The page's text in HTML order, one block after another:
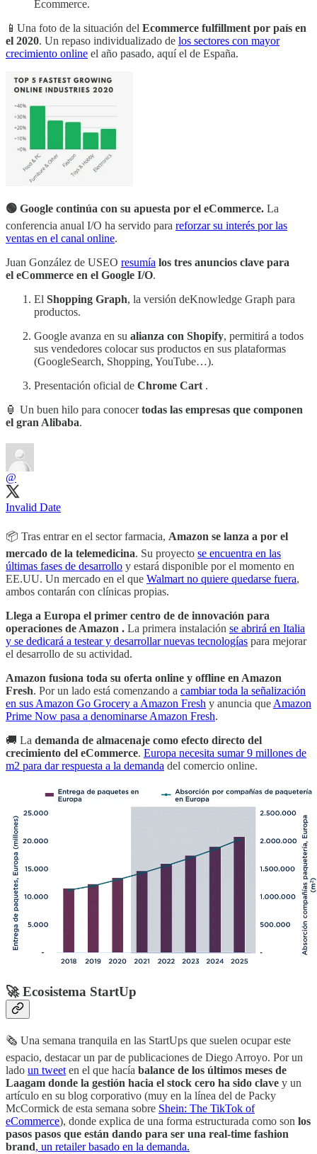
Ecommerce.
📱Una foto de la situación del Ecommerce fulfillment por país en
el 2020. Un repaso individualizado de los sectores con mayor
crecimiento online el año pasado, aquí el de España.
🟢 Google continúa con su apuesta por el eCommerce. La
conferencia anual I/O ha servido para reforzar su interés por las
ventas en el canal online.
Juan González de USEO resumía los tres anuncios clave para
el eCommerce en el Google I/O.
El Shopping Graph, la versión deKnowledge Graph para
productos.
Google avanza en su alianza con Shopify, permitirá a todos
sus vendedores colocar sus productos en sus plataformas
(GoogleSearch, Shopping, YouTube…).
Presentación oficial de Chrome Cart .
🏮 Un buen hilo para conocertodas las empresas que componen
el gran Alibaba.
@
Invalid Date
📦 Tras entrar en el sector farmacia, Amazon se lanza a por el
mercado de la telemedicina. Su proyecto se encuentra en las
últimas fases de desarrollo y estará disponible por el momento en
EE.UU. Un mercado en el que Walmart no quiere quedarse fuera,
ambos contarán con clínicas propias.
Llega a Europa el primer centro de de innovación para
operaciones de Amazon . La primera instalación se abrirá en Italia
y se dedicará a testear y desarrollar nuevas tecnologías para mejorar
el desarrollo de su actividad.
Amazon fusiona toda su oferta online y offline en Amazon
Fresh. Por un lado está comenzando a cambiar toda la señalización
en sus Amazon Go Grocery a Amazon Fresh y anuncia que Amazon
Prime Now pasa a denominarse Amazon Fresh.
🚚 La demanda de almacenaje como efecto directo del
crecimiento del eCommerce. Europa necesita sumar 9 millones de
m2 para dar respuesta a la demanda del comercio online.
🚀 Ecosistema StartUp
🗞 Una semana tranquila en las StartUps que suelen ocupar este
espacio, destacar un par de publicaciones de Diego Arroyo. Por un
lado un tweet en el que hacía balance de los últimos meses de
Laagam donde la gestión hacia el stock cero ha sido clave y un
artículo en su blog corporativo (muy en la línea del de Packy
McCormick de esta semana sobre Shein: The TikTok of
eCommerce), donde explica de una forma estructurada como son los
pasos pasos que están dando para ser una real-time fashion
brand, un retailer basado en la demanda.